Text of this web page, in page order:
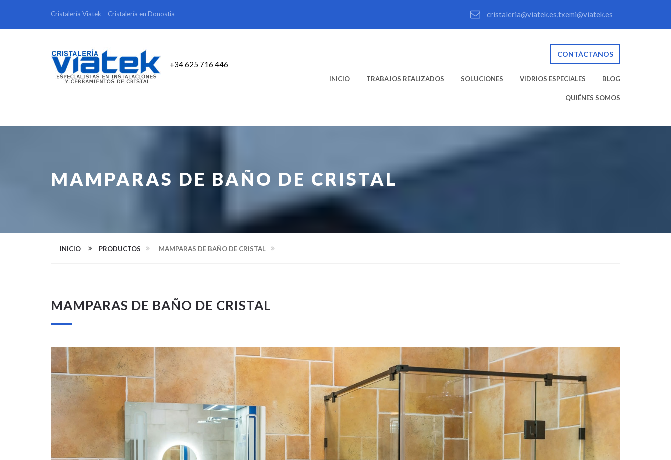
Cristalería Viatek – Cristalería en Donostia cristaleria@viatek.es,txemi@viatek.es
+34 625 716 446
CONTÁCTANOS
INICIO TRABAJOS REALIZADOS SOLUCIONES VIDRIOS ESPECIALES BLOG
QUIÉNES SOMOS
MAMPARAS DE BAÑO DE CRISTAL
INICIO PRODUCTOS MAMPARAS DE BAÑO DE CRISTAL
MAMPARAS DE BAÑO DE CRISTAL